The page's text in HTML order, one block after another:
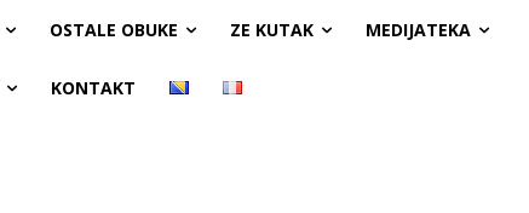
OSTALE OBUKE ZE KUTAK MEDIJATEKA
KONTAKT